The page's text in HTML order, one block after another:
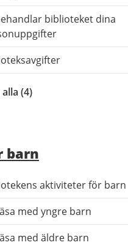
biblioteket dina
alla inom
(4)
barn
aktiviteter för barn
med yngre barn
med äldre barn